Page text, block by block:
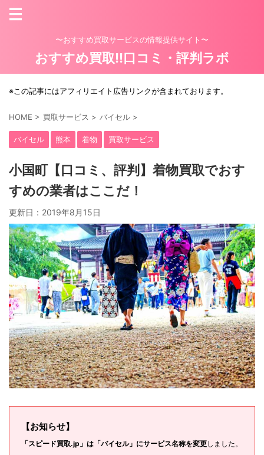
〜おすすめ買取サービスの情報提供サイト〜
おすすめ買取!!口コミ・評判ラボ
※この記事にはアフィリエイト広告リンクが含まれております。
HOME > 買取サービス > バイセル >
バイセル 熊本 着物 買取サービス
小国町【口コミ、評判】着物買取でおす
すめの業者はここだ！
更新日： 2019年8月15日
【お知らせ】
「スピード買取.jp」は「バイセル」にサービス名称を変更しました。